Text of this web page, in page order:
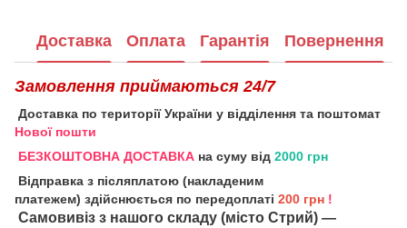
Доставка Оплата Гарантія Повернення
Замовлення приймаються 24/7
Доставка по території України у відділення та поштомат
Нової пошти
БЕЗКОШТОВНА ДОСТАВКА на суму від 2000 грн
Відправка з післяплатою (накладеним
платежем) здійснюється по передоплаті 200 грн !
Самовивіз з нашого складу (місто Стрий) —